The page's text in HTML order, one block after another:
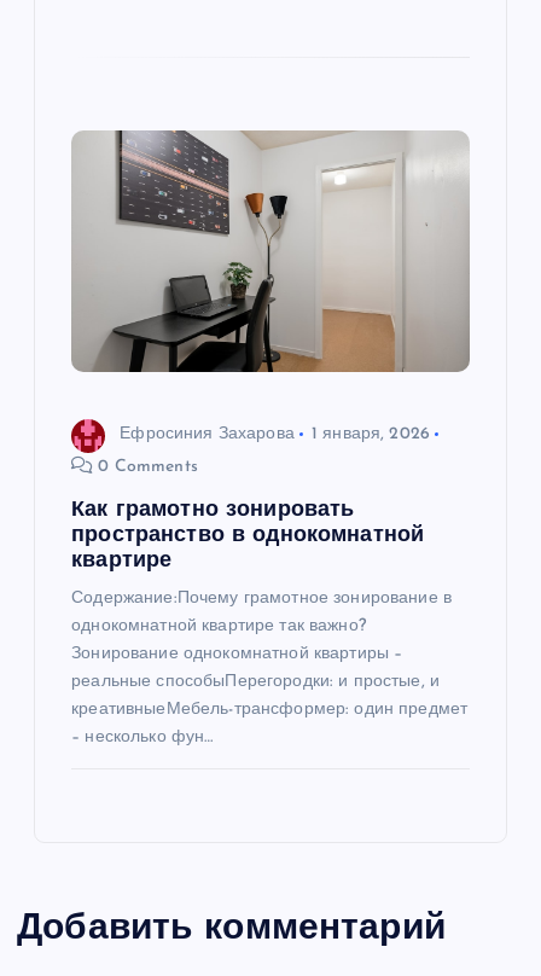
Ефросиния Захарова
1 января, 2026
0 Comments
Как грамотно зонировать
пространство в однокомнатной
квартире
Содержание:Почему грамотное зонирование в
однокомнатной квартире так важно?
Зонирование однокомнатной квартиры –
реальные способыПерегородки: и простые, и
креативныеМебель-трансформер: один предмет
– несколько фун…
Добавить комментарий